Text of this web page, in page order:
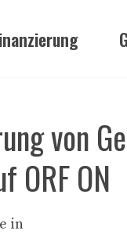
von
ORF ON
in